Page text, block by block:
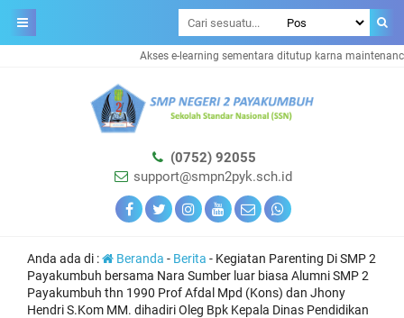
Akses e-learning sementara ditutup karna maintenance
(0752) 92055
support@smpn2pyk.sch.id
Anda ada di : Beranda - Berita - Kegiatan Parenting Di SMP 2
Payakumbuh bersama Nara Sumber luar biasa Alumni SMP 2
Payakumbuh thn 1990 Prof Afdal Mpd (Kons) dan Jhony
Hendri S.Kom MM. dihadiri Oleg Bpk Kepala Dinas Pendidikan